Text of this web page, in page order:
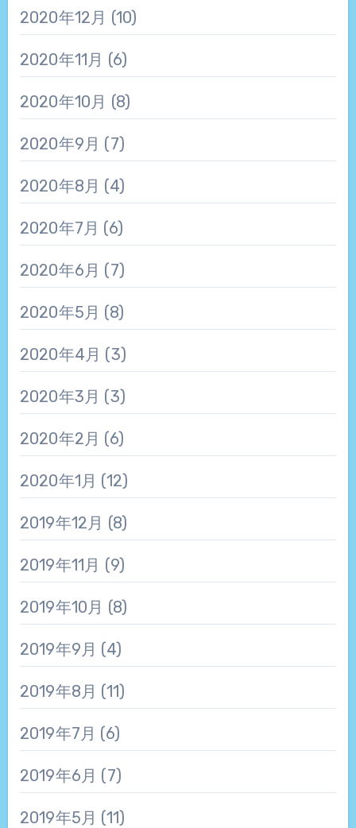
2020年12月 (10)
2020年11月 (6)
2020年10月 (8)
2020年9月 (7)
2020年8月 (4)
2020年7月 (6)
2020年6月 (7)
2020年5月 (8)
2020年4月 (3)
2020年3月 (3)
2020年2月 (6)
2020年1月 (12)
2019年12月 (8)
2019年11月 (9)
2019年10月 (8)
2019年9月 (4)
2019年8月 (11)
2019年7月 (6)
2019年6月 (7)
2019年5月 (11)